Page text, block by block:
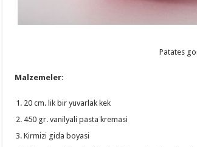
Patates
Malzemeler:
20 cm. lik bir yuvarlak kek
450 gr. vanilyali pasta kremasi
Kirmizi gida boyasi